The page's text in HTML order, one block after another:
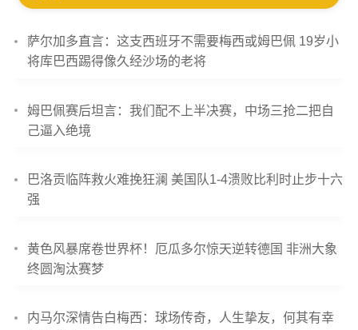
萨尔加多直言：这支西班牙不需要梅西或姆巴佩 19岁小
将库巴西踢得像久经沙场的老将
姆巴佩赛后坦言：我们配不上半决赛，中场三抢二把自
己逼入绝境
巴洛贡临阵救火难挽狂澜 美国队1-4溃败比利时止步十六
强
黄色风暴席卷世界杯！厄瓜多尔惊天逆转德国 非洲大象
终圆淘汰赛梦
内马尔深情告白梅西：球场传奇，人生挚友，何其有幸